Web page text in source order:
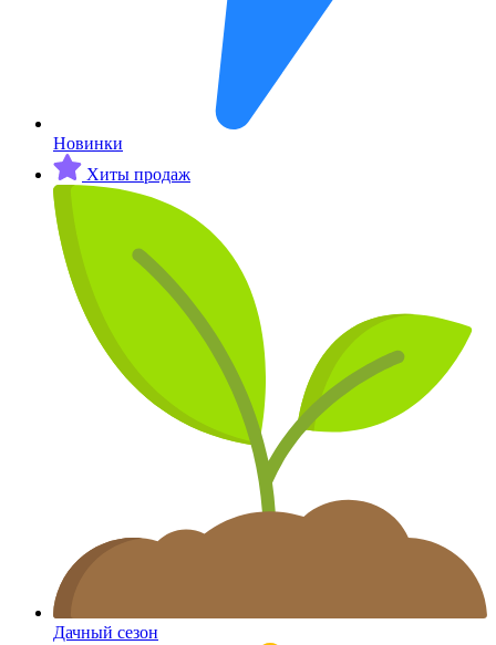
Новинки
Хиты продаж
Дачный сезон